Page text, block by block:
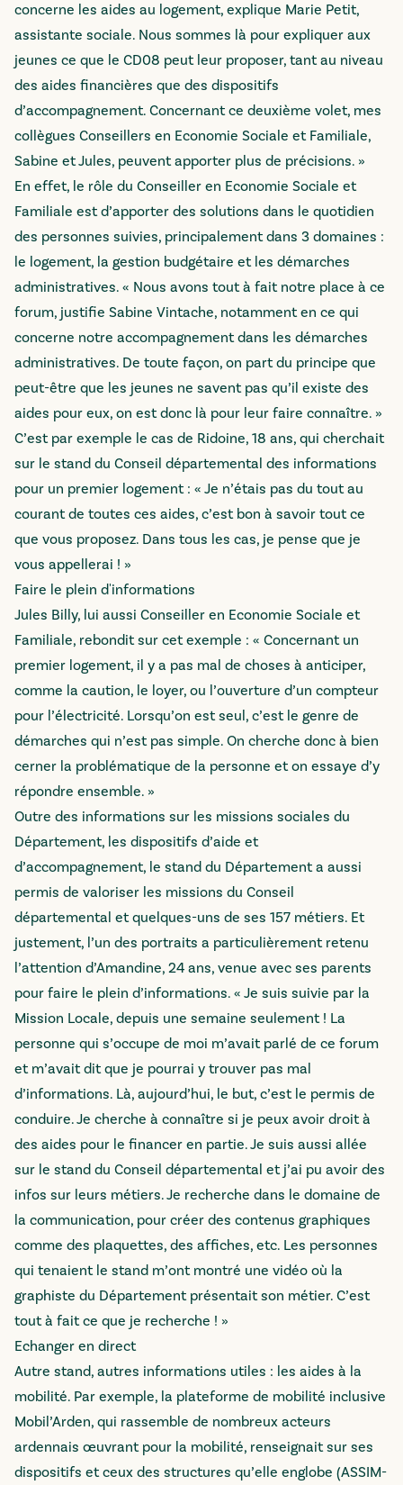
concerne les aides au logement, explique Marie Petit,
assistante sociale. Nous sommes là pour expliquer aux
jeunes ce que le CD08 peut leur proposer, tant au niveau
des aides financières que des dispositifs
d’accompagnement. Concernant ce deuxième volet, mes
collègues Conseillers en Economie Sociale et Familiale,
Sabine et Jules, peuvent apporter plus de précisions. »
En effet, le rôle du Conseiller en Economie Sociale et
Familiale est d’apporter des solutions dans le quotidien
des personnes suivies, principalement dans 3 domaines :
le logement, la gestion budgétaire et les démarches
administratives. « Nous avons tout à fait notre place à ce
forum, justifie Sabine Vintache, notamment en ce qui
concerne notre accompagnement dans les démarches
administratives. De toute façon, on part du principe que
peut-être que les jeunes ne savent pas qu’il existe des
aides pour eux, on est donc là pour leur faire connaître. »
C’est par exemple le cas de Ridoine, 18 ans, qui cherchait
sur le stand du Conseil départemental des informations
pour un premier logement : « Je n’étais pas du tout au
courant de toutes ces aides, c’est bon à savoir tout ce
que vous proposez. Dans tous les cas, je pense que je
vous appellerai ! »
Faire le plein d'informations
Jules Billy, lui aussi Conseiller en Economie Sociale et
Familiale, rebondit sur cet exemple : « Concernant un
premier logement, il y a pas mal de choses à anticiper,
comme la caution, le loyer, ou l’ouverture d’un compteur
pour l’électricité. Lorsqu’on est seul, c’est le genre de
démarches qui n’est pas simple. On cherche donc à bien
cerner la problématique de la personne et on essaye d’y
répondre ensemble. »
Outre des informations sur les missions sociales du
Département, les dispositifs d’aide et
d’accompagnement, le stand du Département a aussi
permis de valoriser les missions du Conseil
départemental et quelques-uns de ses 157 métiers. Et
justement, l’un des portraits a particulièrement retenu
l’attention d’Amandine, 24 ans, venue avec ses parents
pour faire le plein d’informations. « Je suis suivie par la
Mission Locale, depuis une semaine seulement ! La
personne qui s’occupe de moi m’avait parlé de ce forum
et m’avait dit que je pourrai y trouver pas mal
d’informations. Là, aujourd’hui, le but, c’est le permis de
conduire. Je cherche à connaître si je peux avoir droit à
des aides pour le financer en partie. Je suis aussi allée
sur le stand du Conseil départemental et j’ai pu avoir des
infos sur leurs métiers. Je recherche dans le domaine de
la communication, pour créer des contenus graphiques
comme des plaquettes, des affiches, etc. Les personnes
qui tenaient le stand m’ont montré une vidéo où la
graphiste du Département présentait son métier. C’est
tout à fait ce que je recherche ! »
Echanger en direct
Autre stand, autres informations utiles : les aides à la
mobilité. Par exemple, la plateforme de mobilité inclusive
Mobil’Arden, qui rassemble de nombreux acteurs
ardennais œuvrant pour la mobilité, renseignait sur ses
dispositifs et ceux des structures qu’elle englobe (ASSIM-